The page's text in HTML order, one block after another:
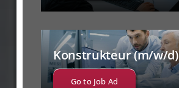
Konstrukteur (m/w/d)
Go to Job Ad